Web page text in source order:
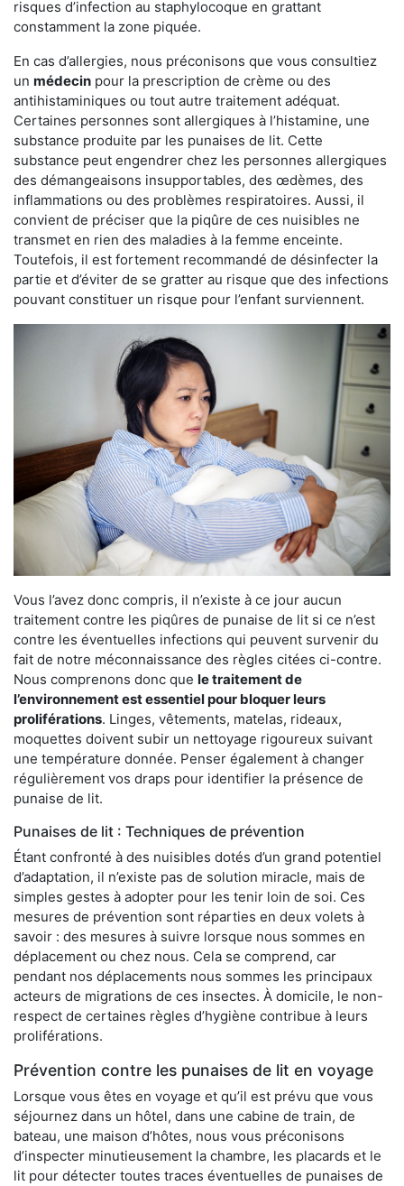
risques d’infection au staphylocoque en grattant
constamment la zone piquée.
En cas d’allergies, nous préconisons que vous consultiez
un médecin pour la prescription de crème ou des
antihistaminiques ou tout autre traitement adéquat.
Certaines personnes sont allergiques à l’histamine, une
substance produite par les punaises de lit. Cette
substance peut engendrer chez les personnes allergiques
des démangeaisons insupportables, des œdèmes, des
inflammations ou des problèmes respiratoires. Aussi, il
convient de préciser que la piqûre de ces nuisibles ne
transmet en rien des maladies à la femme enceinte.
Toutefois, il est fortement recommandé de désinfecter la
partie et d’éviter de se gratter au risque que des infections
pouvant constituer un risque pour l’enfant surviennent.
Vous l’avez donc compris, il n’existe à ce jour aucun
traitement contre les piqûres de punaise de lit si ce n’est
contre les éventuelles infections qui peuvent survenir du
fait de notre méconnaissance des règles citées ci-contre.
Nous comprenons donc que le traitement de
l’environnement est essentiel pour bloquer leurs
proliférations. Linges, vêtements, matelas, rideaux,
moquettes doivent subir un nettoyage rigoureux suivant
une température donnée. Penser également à changer
régulièrement vos draps pour identifier la présence de
punaise de lit.
Punaises de lit : Techniques de prévention
Étant confronté à des nuisibles dotés d’un grand potentiel
d’adaptation, il n’existe pas de solution miracle, mais de
simples gestes à adopter pour les tenir loin de soi. Ces
mesures de prévention sont réparties en deux volets à
savoir : des mesures à suivre lorsque nous sommes en
déplacement ou chez nous. Cela se comprend, car
pendant nos déplacements nous sommes les principaux
acteurs de migrations de ces insectes. À domicile, le non-
respect de certaines règles d’hygiène contribue à leurs
proliférations.
Prévention contre les punaises de lit en voyage
Lorsque vous êtes en voyage et qu’il est prévu que vous
séjournez dans un hôtel, dans une cabine de train, de
bateau, une maison d’hôtes, nous vous préconisons
d’inspecter minutieusement la chambre, les placards et le
lit pour détecter toutes traces éventuelles de punaises de